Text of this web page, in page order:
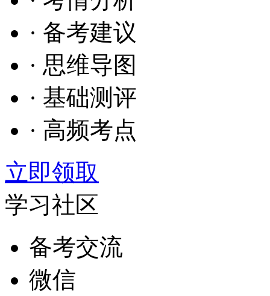
· 备考建议
· 思维导图
· 基础测评
· 高频考点
立即领取
学习社区
备考交流
微信